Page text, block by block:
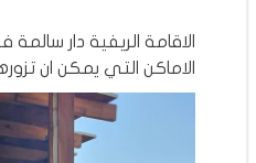
الاقامة الريفية دار
الاماكن التي يمكن ان